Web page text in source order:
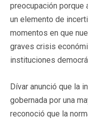
preocupación porque
un elemento de
momentos en que
graves crisis
instituciones
Dívar anunció que la
gobernada por una
reconoció que la